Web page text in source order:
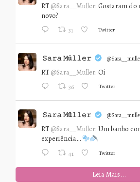
RT @Sara__Muller: Gostaram do
novo?
31 Twitter
𝚂𝚊𝚛𝚊 𝙼ü𝚕𝚕𝚎𝚛
RT @Sara__Muller: Oi
36 Twitter
𝚂𝚊𝚛𝚊 𝙼ü𝚕𝚕𝚎𝚛
RT @Sara__Muller: Um banho
experiência…
41 Twitter
Leia Mais...